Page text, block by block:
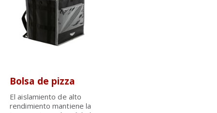
Bolsa de pizza
El aislamiento de alto
rendimiento mantiene la